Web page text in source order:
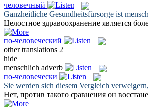
человечный
Ganzheitliche Gesundheitsfürsorge ist
Целостное здравоохранение является
по-человеческий
other translations 2
hide
menschlich adverb
по-человечески
Sie werden sich diesem Vergleich
Нет, против такого сравнения он